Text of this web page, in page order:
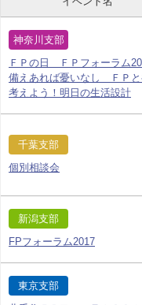
神奈川支部
ＦＰの日 ＦＰフォーラム
備えあれば憂いなし ＦＰと
考えよう！明日の生活設計
千葉支部
個別相談会
新潟支部
FPフォーラム2017
東京支部